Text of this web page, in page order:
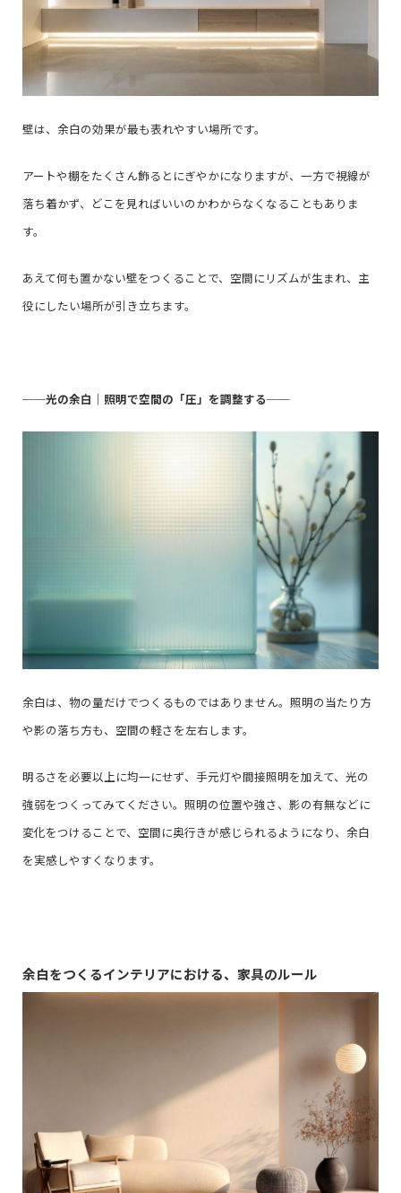
壁は、余白の効果が最も表れやすい場所です。
アートや棚をたくさん飾るとにぎやかになりますが、一方で視線が
落ち着かず、どこを見ればいいのかわからなくなることもありま
す。
あえて何も置かない壁をつくることで、空間にリズムが生まれ、主
役にしたい場所が引き立ちます。
──光の余白｜照明で空間の「圧」を調整する──
余白は、物の量だけでつくるものではありません。照明の当たり方
や影の落ち方も、空間の軽さを左右します。
明るさを必要以上に均一にせず、手元灯や間接照明を加えて、光の
強弱をつくってみてください。照明の位置や強さ、影の有無などに
変化をつけることで、空間に奥行きが感じられるようになり、余白
を実感しやすくなります。
余白をつくるインテリアにおける、家具のルール